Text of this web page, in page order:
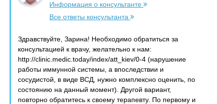
Информация о консультанте
Все ответы консультанта
Здравствуйте, Зарина! Необходимо обратиться за
консультацией к врачу, желательно к нам:
http://clinic.medic.today/index/att_kiev/0-4 (нарушение
работы иммунной системы, а впоследствии и
сосудистой, в виде ВСД, нужно комплексно оценить, по
состоянию на данный момент). Другой вариант,
повторно обратитесь к своему терапевту. По первому и